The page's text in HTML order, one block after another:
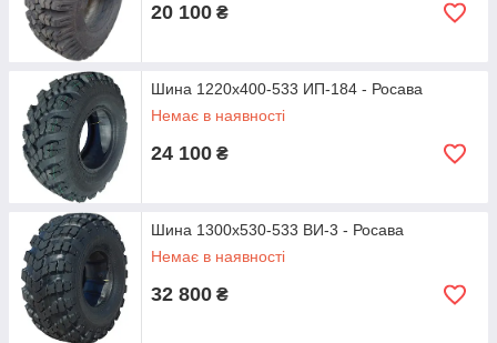
20 100 ₴
Шина 1220x400-533 ИП-184 - Росава
Немає в наявності
24 100 ₴
Шина 1300х530-533 ВИ-3 - Росава
Немає в наявності
32 800 ₴